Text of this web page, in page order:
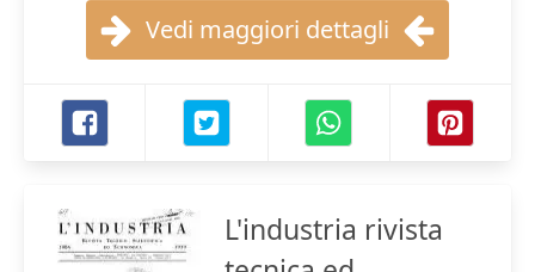
Vedi maggiori dettagli
L'industria rivista